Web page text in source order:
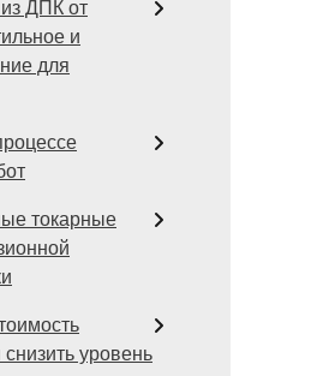
ДПК от
и
для
токарные
снизить уровень